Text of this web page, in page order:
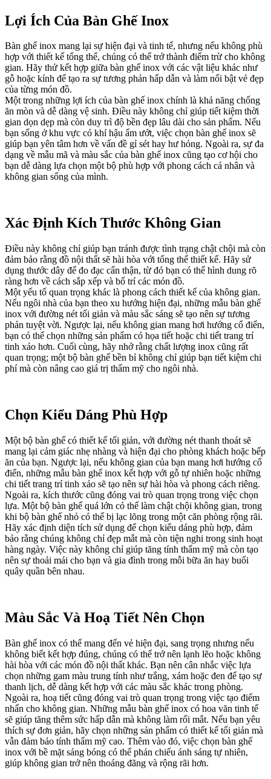
Lợi Ích Của Bàn Ghế Inox
Bàn ghế inox mang lại sự hiện đại và tinh tế, nhưng nếu không phù
hợp với thiết kế tổng thể, chúng có thể trở thành điểm trừ cho không
gian. Hãy thử kết hợp giữa bàn ghế inox với các vật liệu khác như
gỗ hoặc kính để tạo ra sự tương phản hấp dẫn và làm nổi bật vẻ đẹp
của từng món đồ.
Một trong những lợi ích của bàn ghế inox chính là khả năng chống
ăn mòn và dễ dàng vệ sinh. Điều này không chỉ giúp tiết kiệm thời
gian dọn dẹp mà còn duy trì độ bền đẹp lâu dài cho sản phẩm. Nếu
bạn sống ở khu vực có khí hậu ẩm ướt, việc chọn bàn ghế inox sẽ
giúp bạn yên tâm hơn về vấn đề gỉ sét hay hư hỏng. Ngoài ra, sự đa
dạng về mẫu mã và màu sắc của bàn ghế inox cũng tạo cơ hội cho
bạn dễ dàng lựa chọn một bộ phù hợp với phong cách cá nhân và
không gian sống của mình.
Xác Định Kích Thước Không Gian
Điều này không chỉ giúp bạn tránh được tình trạng chật chội mà còn
đảm bảo rằng đồ nội thất sẽ hài hòa với tổng thể thiết kế. Hãy sử
dụng thước dây để đo đạc cẩn thận, từ đó bạn có thể hình dung rõ
ràng hơn về cách sắp xếp và bố trí các món đồ.
Một yếu tố quan trọng khác là phong cách thiết kế của không gian.
Nếu ngôi nhà của bạn theo xu hướng hiện đại, những mẫu bàn ghế
inox với đường nét tối giản và màu sắc sáng sẽ tạo nên sự tương
phản tuyệt vời. Ngược lại, nếu không gian mang hơi hướng cổ điển,
bạn có thể chọn những sản phẩm có họa tiết hoặc chi tiết trang trí
tinh xảo hơn. Cuối cùng, hãy nhớ rằng chất lượng inox cũng rất
quan trọng; một bộ bàn ghế bền bỉ không chỉ giúp bạn tiết kiệm chi
phí mà còn nâng cao giá trị thẩm mỹ cho ngôi nhà.
Chọn Kiểu Dáng Phù Hợp
Một bộ bàn ghế có thiết kế tối giản, với đường nét thanh thoát sẽ
mang lại cảm giác nhẹ nhàng và hiện đại cho phòng khách hoặc bếp
ăn của bạn. Ngược lại, nếu không gian của bạn mang hơi hướng cổ
điển, những mẫu bàn ghế inox kết hợp với gỗ tự nhiên hoặc những
chi tiết trang trí tinh xảo sẽ tạo nên sự hài hòa và phong cách riêng.
Ngoài ra, kích thước cũng đóng vai trò quan trọng trong việc chọn
lựa. Một bộ bàn ghế quá lớn có thể làm chật chội không gian, trong
khi bộ bàn ghế nhỏ có thể bị lạc lõng trong một căn phòng rộng rãi.
Hãy xác định diện tích sử dụng để chọn kiểu dáng phù hợp, đảm
bảo rằng chúng không chỉ đẹp mắt mà còn tiện nghi trong sinh hoạt
hàng ngày. Việc này không chỉ giúp tăng tính thẩm mỹ mà còn tạo
nên sự thoải mái cho bạn và gia đình trong mỗi bữa ăn hay buổi
quây quần bên nhau.
Màu Sắc Và Hoạ Tiết Nên Chọn
Bàn ghế inox có thể mang đến vẻ hiện đại, sang trọng nhưng nếu
không biết kết hợp đúng, chúng có thể trở nên lạnh lẽo hoặc không
hài hòa với các món đồ nội thất khác. Bạn nên cân nhắc việc lựa
chọn những gam màu trung tính như trắng, xám hoặc đen để tạo sự
thanh lịch, dễ dàng kết hợp với các màu sắc khác trong phòng.
Ngoài ra, hoạ tiết cũng đóng vai trò quan trọng trong việc tạo điểm
nhấn cho không gian. Những mẫu bàn ghế inox có hoa văn tinh tế
sẽ giúp tăng thêm sức hấp dẫn mà không làm rối mắt. Nếu bạn yêu
thích sự đơn giản, hãy chọn những sản phẩm có thiết kế tối giản mà
vẫn đảm bảo tính thẩm mỹ cao. Thêm vào đó, việc chọn bàn ghế
inox với bề mặt sáng bóng có thể phản chiếu ánh sáng tự nhiên,
giúp không gian trở nên thoáng đãng và rộng rãi hơn.